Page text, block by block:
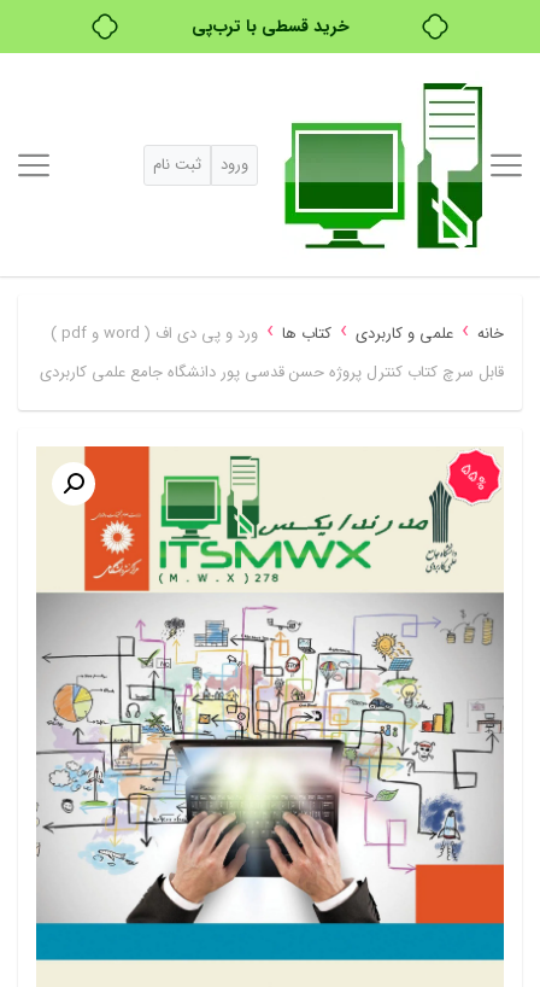
خرید قسطی با ترب‌پی
بدون ضامن، بدون سود
خرید قسطی با ترب‌پی
ورود ثبت نام
خانه › علمی و کاربردی › کتاب ها ›
ورد و پی دی اف ( word و pdf )
قابل سرچ کتاب کنترل پروژه حسن قدسی پور دانشگاه جامع علمی کاربردی
55%